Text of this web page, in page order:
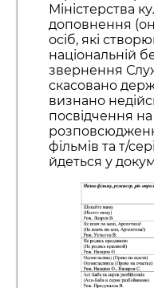
Міністерства
доповнення
осіб, які
національній
звернення
скасовано
визнано
посвідчення
фільмів та т/
йдеться у